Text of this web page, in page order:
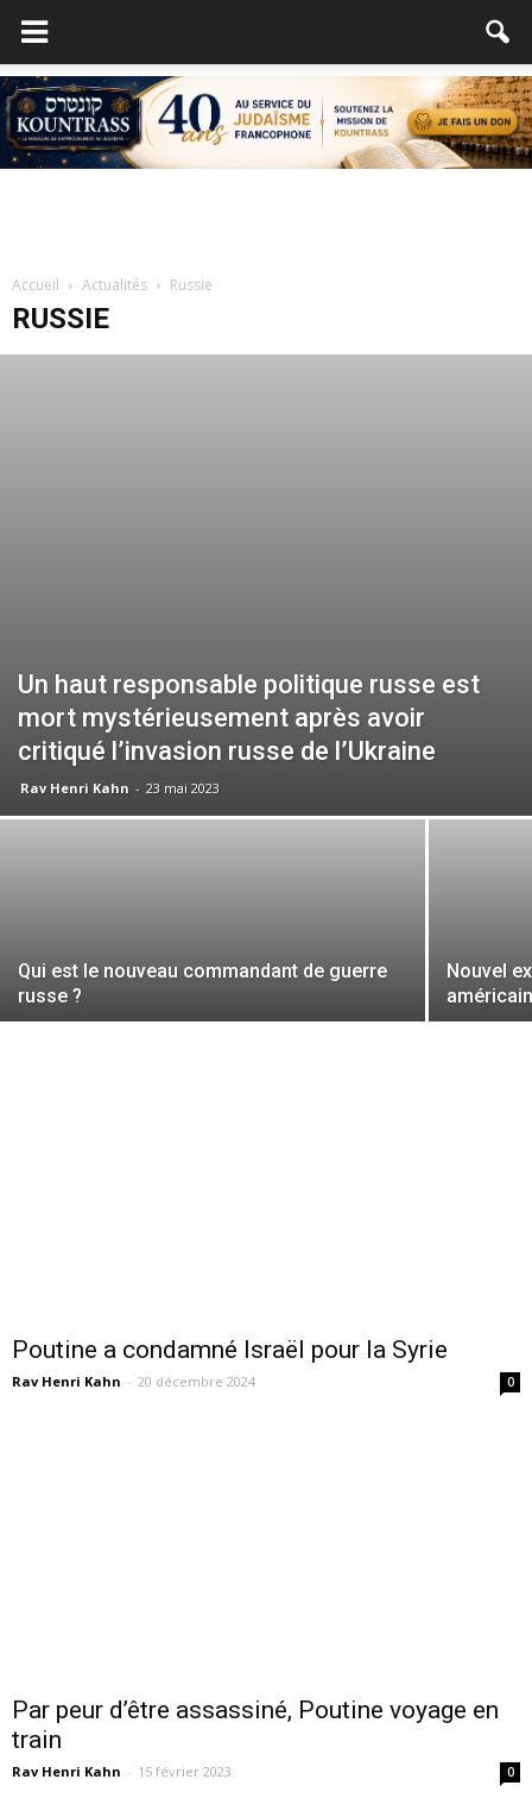
Accueil Actualités Russie
RUSSIE
Un haut responsable politique russe est
mort mystérieusement après avoir
critiqué l’invasion russe de l’Ukraine
Rav Henri Kahn - 23 mai 2023
Qui est le nouveau commandant de guerre
russe ?
Nouvel
Poutine a condamné Israël pour la Syrie
Rav Henri Kahn - 20 décembre 2024 0
Par peur d’être assassiné, Poutine voyage en
train
Rav Henri Kahn - 15 février 2023 0